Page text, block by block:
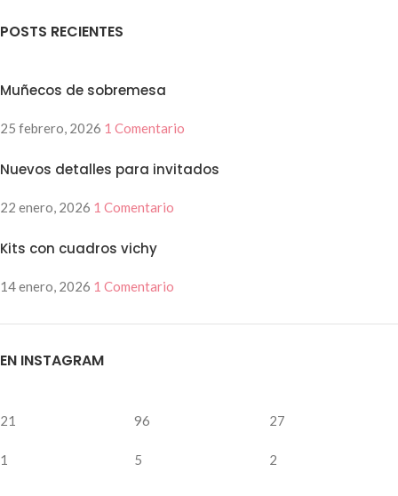
POSTS RECIENTES
Muñecos de sobremesa
25 febrero, 2026 1 Comentario
Nuevos detalles para invitados
22 enero, 2026 1 Comentario
Kits con cuadros vichy
14 enero, 2026 1 Comentario
EN INSTAGRAM
21
1
96
5
27
2